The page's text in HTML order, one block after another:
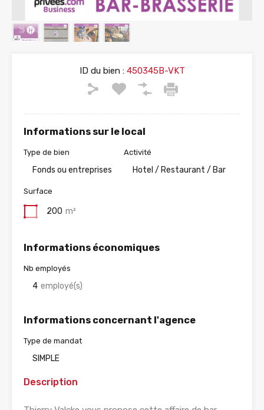
ID du bien :450345B-VKT
Informations sur le local
Type de bien
Fonds ou entreprises
Activité
Hotel / Restaurant / Bar
Surface
200 m²
Informations économiques
Nb employés
4 employé(s)
Informations concernant l'agence
Type de mandat
SIMPLE
Description